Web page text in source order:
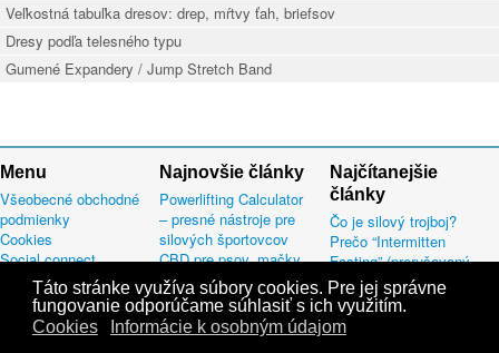
Táto stránke využíva súbory cookies. Pre jej správne
fungovanie odporúčame súhlasiť s ich využitím.
Cookies
Informácie k osobným údajom
Veľkostná tabuľka dresov: drep, mŕtvy ťah, briefsov
Dresy podľa telesného typu
Gumené Expandery / Jump Stretch Band
Menu
Všeobecné obchodné
podmienky
Cookies
Social connect
Mapa stránok
Informácie k osobným
údajom
Najnovšie články
Powerlifting Calculator
– presné nástroje pre
silových športovcov
CBD pre psov, mačky
aj ďalšie domáce
miláčikov
Výnimočné vlastnosti
produktov Nano CBD
Najčítanejšie
články
Čo je silový trojboj?
Prečo “Intermitten
Fasting” (prerušovaný
pôst) väčšinu ľudí
sklame.
Korte 3x3
Šňupanie amoniaku